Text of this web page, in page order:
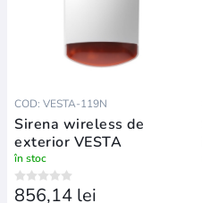
COD: VESTA-119N
Sirena wireless de
exterior VESTA
în stoc
856,14 lei